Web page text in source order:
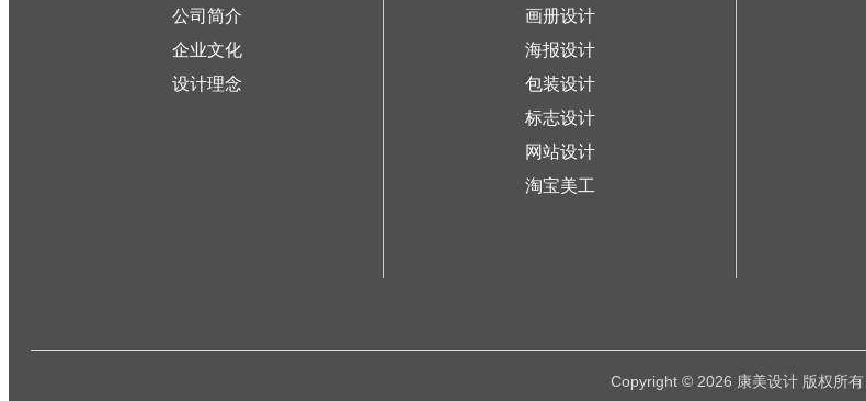
公司简介
企业文化
设计理念
画册设计
海报设计
包装设计
标志设计
网站设计
淘宝美工
Copyright © 2026 康美设计 版权所有